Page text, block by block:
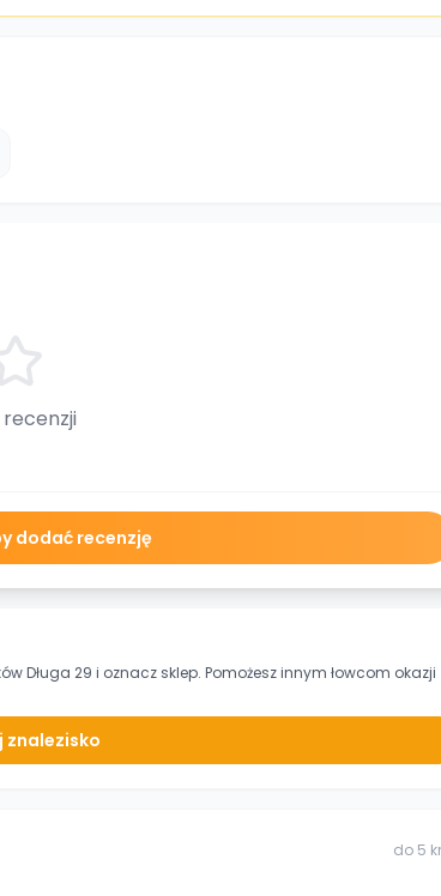
dodać recenzję
Długa 29 i oznacz sklep. Pomożesz innym łowcom okazji
znalezisko
do 5